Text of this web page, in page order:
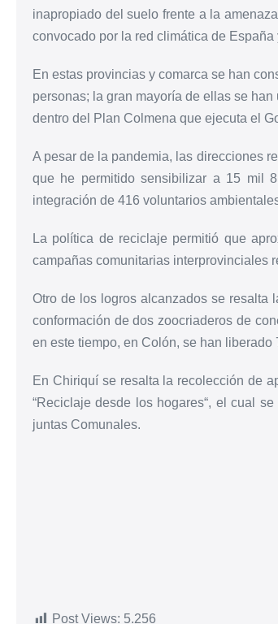
inapropiado del suelo frente a la
convocado por la red climática de
En estas provincias y comarca se han
personas; la gran mayoría de ellas se
dentro del Plan Colmena que ejecuta el
A pesar de la pandemia, las direcciones
que he permitido sensibilizar a 15 mil
integración de 416 voluntarios
La política de reciclaje permitió que
campañas comunitarias interprovinciales
Otro de los logros alcanzados se resalta
conformación de dos zoocriaderos de
en este tiempo, en Colón, se han
En Chiriquí se resalta la recolección de
“Reciclaje desde los hogares“, el cual
juntas Comunales.
Post Views: 5.256